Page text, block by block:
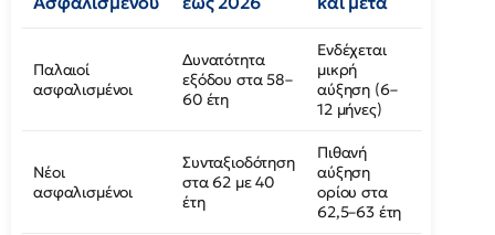
Παλαιοί
ασφαλισμένοι
Δυνατότητα
εξόδου στα 58–
60 έτη
Ενδέχεται
μικρή
αύξηση (6–
12 μήνες)
Νέοι
ασφαλισμένοι
Συνταξιοδότηση
στα 62 με 40
έτη
Πιθανή
αύξηση
ορίου στα
62,5–63 έτη